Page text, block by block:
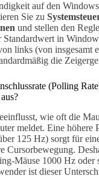
auf den
Sie zu
und stellen den
Standardwert in
links (von insgesamt
die
(Polling
wie oft die
meldet. Eine höhere
125 Hz) sorgt für
Cursorbewegung.
Mäuse 1000 Hz oder
ist dieser